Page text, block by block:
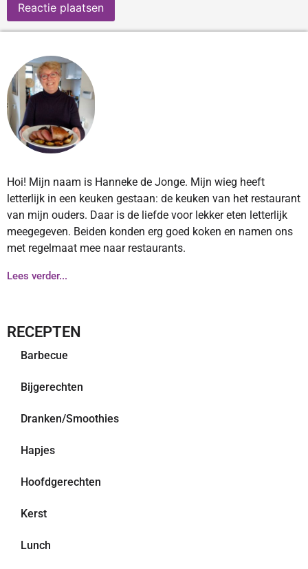
Hoi! Mijn naam is Hanneke de Jonge. Mijn wieg heeft
letterlijk in een keuken gestaan: de keuken van het restaurant
van mijn ouders. Daar is de liefde voor lekker eten letterlijk
meegegeven. Beiden konden erg goed koken en namen ons
met regelmaat mee naar restaurants.
Lees verder...
RECEPTEN
Barbecue
Bijgerechten
Dranken/Smoothies
Hapjes
Hoofdgerechten
Kerst
Lunch